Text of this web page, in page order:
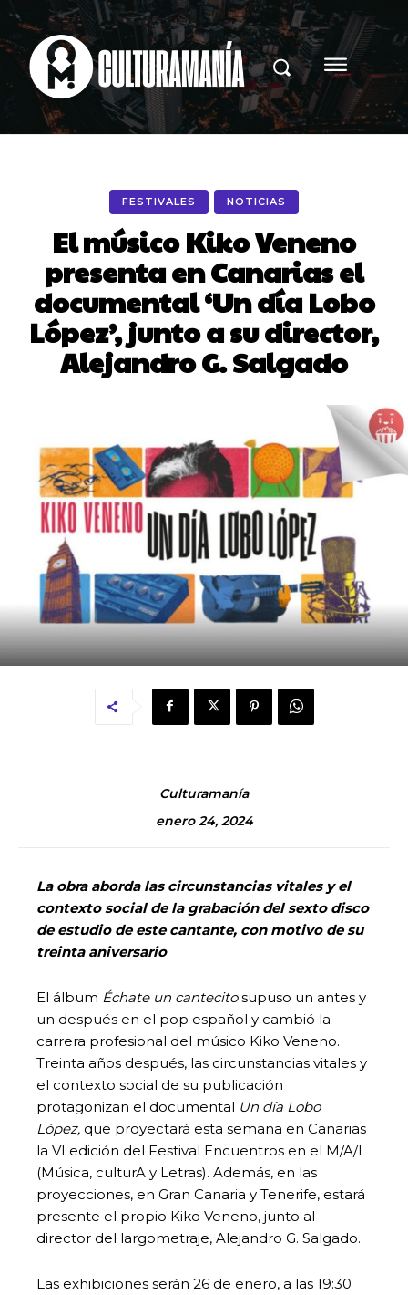
FESTIVALES NOTICIAS
El músico Kiko Veneno
presenta en Canarias el
documental ‘Un día Lobo
López’, junto a su director,
Alejandro G. Salgado
Culturamanía
enero 24, 2024
La obra aborda las circunstancias vitales y el
contexto social de la grabación del sexto disco
de estudio de este cantante, con motivo de su
treinta aniversario
El álbum Échate un cantecitosupuso un antes y
un después en el pop español y cambió la
carrera profesional del músico Kiko Veneno.
Treinta años después, las circunstancias vitales y
el contexto social de su publicación
protagonizan el documental Un día Lobo
López, que proyectará esta semana en Canarias
la VI edición del Festival Encuentros en el M/A/L
(Música, culturA y Letras). Además, en las
proyecciones, en Gran Canaria y Tenerife, estará
presente el propio Kiko Veneno, junto al
director del largometraje, Alejandro G. Salgado.
Las exhibiciones serán 26 de enero, a las 19:30